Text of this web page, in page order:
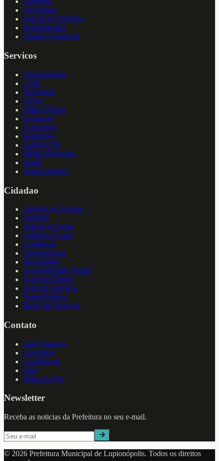
Secretarias
Galeria de Prefeitos
Organograma
Quadro Funcional
Servicos
Transparencia
e-SIC
Ouvidoria
NFS-e
Diario Oficial
Licitacoes
Concursos
Empregos
Central 156
Minha Prefeitura
Saude
Empreendedor
Cidadao
Agenda de Eventos
Noticias
Galeria de Fotos
Turismo e Lazer
Legislacao
Transparencia
Privacidade
Acessibilidade Digital
Governo Digital
Carta de Servicos
Painel Publico
Busca de Servicos
Contato
Fale Conosco
Ouvidoria
Localizacao
FAQ
Mapa do Site
Newsletter
Receba as noticias da Prefeitura no seu e-mail.
© 2026 Prefeitura Municipal de Lupionópolis. Todos os direitos